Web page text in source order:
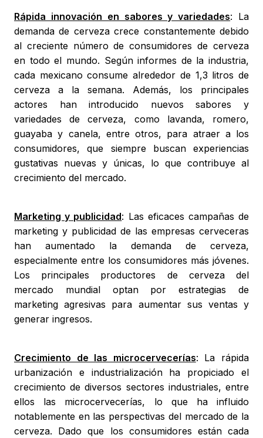
Rápida innovación en sabores y variedades: La
demanda de cerveza crece constantemente debido
al creciente número de consumidores de cerveza
en todo el mundo. Según informes de la industria,
cada mexicano consume alrededor de 1,3 litros de
cerveza a la semana. Además, los principales
actores han introducido nuevos sabores y
variedades de cerveza, como lavanda, romero,
guayaba y canela, entre otros, para atraer a los
consumidores, que siempre buscan experiencias
gustativas nuevas y únicas, lo que contribuye al
crecimiento del mercado.
Marketing y publicidad: Las eficaces campañas de
marketing y publicidad de las empresas cerveceras
han aumentado la demanda de cerveza,
especialmente entre los consumidores más jóvenes.
Los principales productores de cerveza del
mercado mundial optan por estrategias de
marketing agresivas para aumentar sus ventas y
generar ingresos.
Crecimiento de las microcervecerías: La rápida
urbanización e industrialización ha propiciado el
crecimiento de diversos sectores industriales, entre
ellos las microcervecerías, lo que ha influido
notablemente en las perspectivas del mercado de la
cerveza. Dado que los consumidores están cada